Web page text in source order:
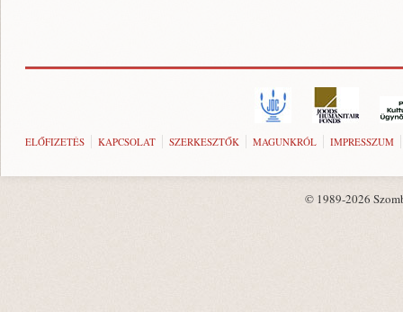
ELŐFIZETÉS KAPCSOLAT SZERKESZTŐK MAGUNKRÓL IMPRESSZUM
© 1989-2026